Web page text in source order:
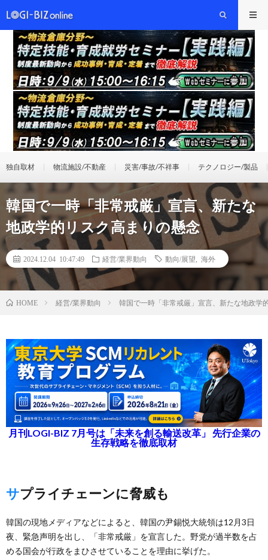
独自取材 物流施設/不動産 災害/事故/不祥事 テクノロジー/製品
韓国で一時「非常戒厳」宣言、新たな
地政学的リスク高まりの懸念
2024.12.04 10:47:49 経営/業界動向 動向/展望 海外
HOME 経営/業界動向 韓国で一時「非常戒厳」宣言、新たな地政学
月刊LOGI-BIZ 7月号は「未来を創る輸送改革」 先行企業の
生存戦略を徹底取材
サプライチェーンに脅威も
韓国の現地メディアなどによると、韓国の尹錫悦大統領は12月3日
夜、緊急声明を出し、「非常戒厳」を宣言した。野党が過半数を占
める国会が行政をまひさせていることを理由に挙げた。